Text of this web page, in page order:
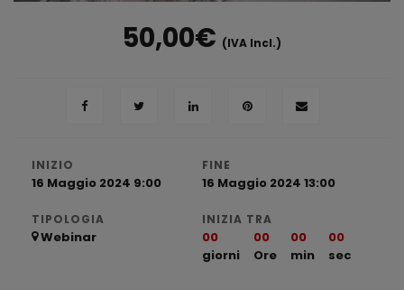
50,00€ (IVA Incl.)
INIZIO
16 Maggio 2024 9:00
FINE
16 Maggio 2024 13:00
TIPOLOGIA
Webinar
INIZIA TRA
00
giorni
00
Ore
00
min
00
sec